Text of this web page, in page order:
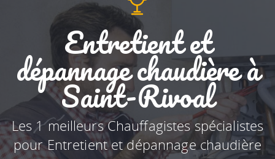
Entretient et
dépannage chaudière à
Saint-Rivoal
Les 1 meilleurs Chauffagistes spécialistes
pour Entretient et dépannage chaudière